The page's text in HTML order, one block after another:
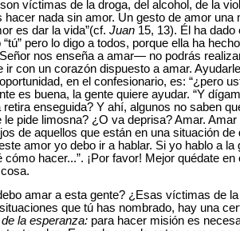
víctimas de la droga, del alcohol, de la
hacer nada sin amor. Un gesto de amor
es dar la vida”(cf. Juan 15, 13). Él ha
pero lo digo a todos, porque ella ha
nos enseña a amar— no podrás
ir con un corazón dispuesto a amar.
en el confesionario, es: “¿pero
es buena, la gente quiere ayudar. “Y
retira enseguida? Y ahí, algunos no saben
le pide limosna? ¿O va deprisa? Amar.
de aquellos que están en una situación
amor yo debo ir a hablar. Si yo hablo a
cómo hacer...”. ¡Por favor! Mejor quédate
amar a esta gente? ¿Esas víctimas de
que tú has nombrado, hay una
la esperanza: para hacer misión es